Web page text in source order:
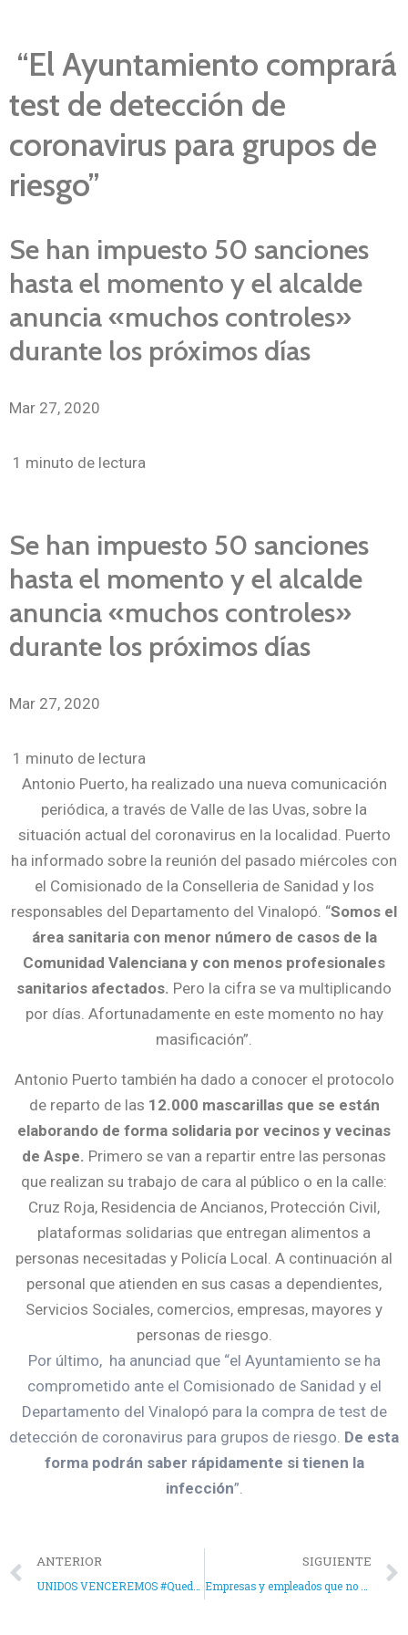
“El Ayuntamiento comprará
test de detección de
coronavirus para grupos de
riesgo”
Se han impuesto 50 sanciones
hasta el momento y el alcalde
anuncia «muchos controles»
durante los próximos días
Mar 27, 2020
1 minuto de lectura
Se han impuesto 50 sanciones
hasta el momento y el alcalde
anuncia «muchos controles»
durante los próximos días
Mar 27, 2020
1 minuto de lectura
Antonio Puerto, ha realizado una nueva comunicación
periódica, a través de Valle de las Uvas, sobre la
situación actual del coronavirus en la localidad. Puerto
ha informado sobre la reunión del pasado miércoles con
el Comisionado de la Conselleria de Sanidad y los
responsables del Departamento del Vinalopó. “Somos el
área sanitaria con menor número de casos de la
Comunidad Valenciana y con menos profesionales
sanitarios afectados. Pero la cifra se va multiplicando
por días. Afortunadamente en este momento no hay
masificación”.
Antonio Puerto también ha dado a conocer el protocolo
de reparto de las 12.000 mascarillas que se están
elaborando de forma solidaria por vecinos y vecinas
de Aspe. Primero se van a repartir entre las personas
que realizan su trabajo de cara al público o en la calle:
Cruz Roja, Residencia de Ancianos, Protección Civil,
plataformas solidarias que entregan alimentos a
personas necesitadas y Policía Local. A continuación al
personal que atienden en sus casas a dependientes,
Servicios Sociales, comercios, empresas, mayores y
personas de riesgo.
Por último, ha anunciad que “el Ayuntamiento se ha
comprometido ante el Comisionado de Sanidad y el
Departamento del Vinalopó para la compra de test de
detección de coronavirus para grupos de riesgo. De esta
forma podrán saber rápidamente si tienen la
infección”.
ANTERIOR SIGUIENTE